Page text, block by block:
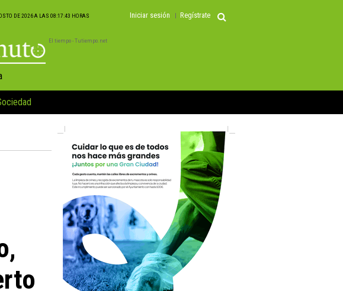
DE 2026 A LAS 08:17:43 HORAS Iniciar sesión Regístrate
El tiempo - Tutiempo.net